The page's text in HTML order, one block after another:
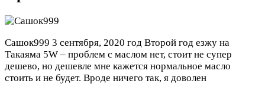
Сашок999 3 сентября, 2020 год Второй год езжу на
Такаяма 5W – проблем с маслом нет, стоит не супер
дешево, но дешевле мне кажется нормальное масло
стоить и не будет. Вроде ничего так, я доволен